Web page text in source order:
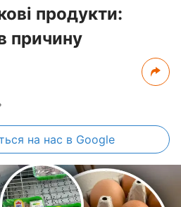
продукти:
причину
на нас в Google